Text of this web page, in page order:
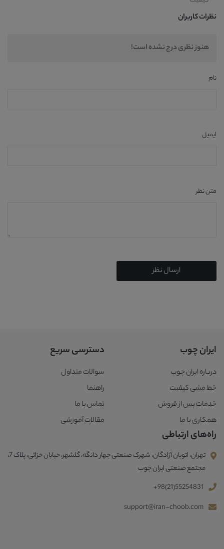
نظرات کاربران
هنوز نظری درج نشده است!
نام
ایمیل
متن نظر
ارسال نظر
ایران چوب
درباره ایران چوب
خط مشی کیفیت
خدمات پس از فروش
همکاری با ما
دسترسی سریع
سوالات متداول
راهنما
تماس با ما
مقالات آموزشی
راه‌های ارتباطی
تهران، اتوبان آزادگان، شهرک صنعتی چهار دانگه، گلشهر، خیابان خزائی، پلاک 7،
مجتمع صنعتی ایران چوب
+98(21)55254831
support@iran-choob.com